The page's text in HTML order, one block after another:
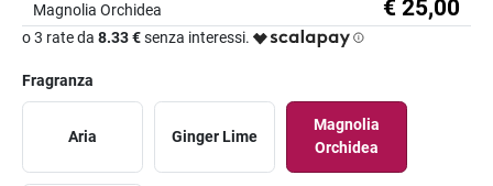
Magnolia Orchidea € 25,00
o 3 rate da 8.33 €senza interessi.
Fragranza
Aria Ginger Lime
Magnolia
Orchidea